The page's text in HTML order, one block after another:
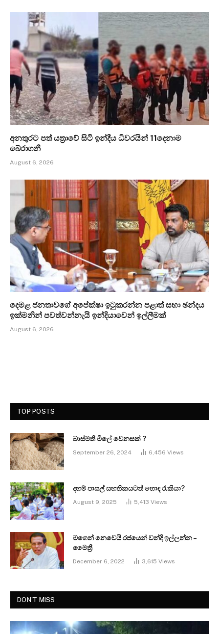
අනතුරට පත් යත්‍රාවේ සිටි ඉන්දීය ධීවරයින් 11දෙනාම
බේරාගනී
August 6, 2026
දෙමළ ජනතාවගේ අපේක්ෂා ඉටුකරන්න පළාත් සභා ඡන්දය
ඉක්මනින් පවත්වන්නැයි ඉන්දියාවෙන් ඉල්ලීමක්
August 6, 2026
TOP POSTS
බාස්මතී මිලේ වෙනසක් ?
September 26, 2024 6,456 Views
දහම් පාසල් සහතිකයටත් හොඳ රැකියා?
August 9, 2025 5,413 Views
මගෙන් නෙවෙයි රජයෙන් වන්දි ඉල්ලන්න –
මෛත්‍රී
December 6, 2022 3,615 Views
DON'T MISS